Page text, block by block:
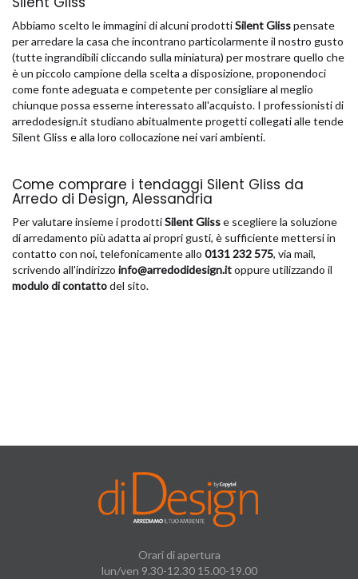
Abbiamo scelto le immagini di alcuni prodottiSilent Glisspensate
per arredare la casa che incontrano particolarmente il nostro gusto
(tutte ingrandibili cliccando sulla miniatura) per mostrare quello che
è un piccolo campione della scelta a disposizione, proponendoci
come fonte adeguata e competente per consigliare al meglio
chiunque possa esserne interessato all'acquisto. I professionisti di
arredodesign.it studiano abitualmente progetti collegati alle tende
Silent Gliss e alla loro collocazione nei vari ambienti.
Come comprare i tendaggi Silent Gliss da
Arredo di Design, Alessandria
Per valutare insieme i prodottiSilent Glisse scegliere la soluzione
di arredamento più adatta ai propri gusti, è sufficiente mettersi in
contatto con noi, telefonicamente allo 0131 232 575, via mail,
scrivendo all'indirizzo info@arredodidesign.itoppure utilizzando il
modulo di contattodel sito.
Orari di apertura
lun/ven 9.30-12.30 15.00-19.00